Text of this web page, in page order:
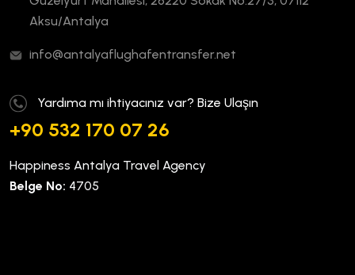
Aksu/Antalya
info@antalyaflughafentransfer.net
Yardıma mı ihtiyacınız var? Bize Ulaşın
+90 532 170 07 26
Happiness Antalya Travel Agency
Belge No: 4705